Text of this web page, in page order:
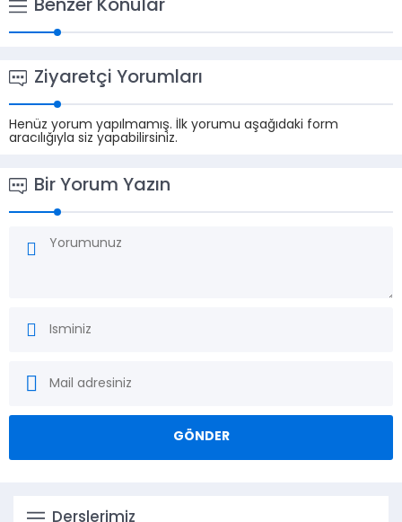
Benzer Konular
Ziyaretçi Yorumları
Henüz yorum yapılmamış. İlk yorumu aşağıdaki form
aracılığıyla siz yapabilirsiniz.
Bir Yorum Yazın
Derslerimiz